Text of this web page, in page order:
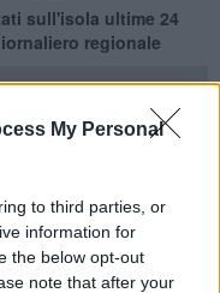
My Personal
to third parties, or
information for
the below opt-out
note that after your
sull'isola ultime 24
regionale
al Covid-19 e c'è
nei vari Comuni della